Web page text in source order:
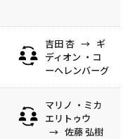
吉田 杏 → ギ
ディオン ・コ
ーヘレンバーグ
マリノ ・ミカ
エリトゥウ
→ 佐藤 弘樹